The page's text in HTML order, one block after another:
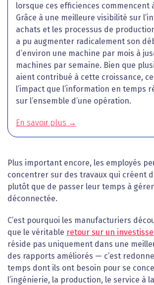
lorsque ces efficiences commencent
Grâce à une meilleure visibilité sur
achats et les processus de
a pu augmenter radicalement son
d’environ une machine par mois à
machines par semaine. Bien que
aient contribué à cette croissance,
l’impact que l’information en temps
sur l’ensemble d’une opération.
En savoir plus →
Plus important encore, les employés
concentrer sur des travaux qui créent
plutôt que de passer leur temps à
déconnectée.
C’est pourquoi les manufacturiers
que le véritable retour sur un
réside pas uniquement dans une
des rapports améliorés — c’est
temps dont ils ont besoin pour se
l’ingénierie, la production, le service à